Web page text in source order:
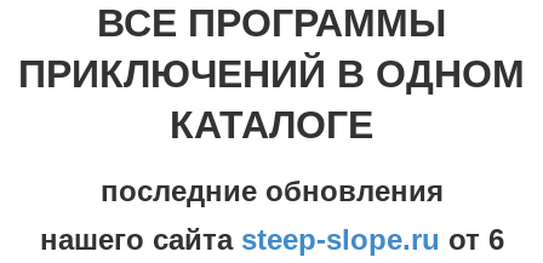
ВСЕ ПРОГРАММЫ
ПРИКЛЮЧЕНИЙ В ОДНОМ
КАТАЛОГЕ
последние обновления
нашего сайта steep-slope.ru от 6